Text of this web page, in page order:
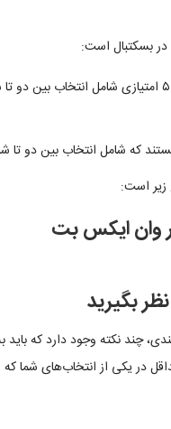
در بسکتبال است:
زیر است:
وان ایکس بت
بگیرید
چند نکته وجود دارد که باید
در یکی از انتخاب‌های شما